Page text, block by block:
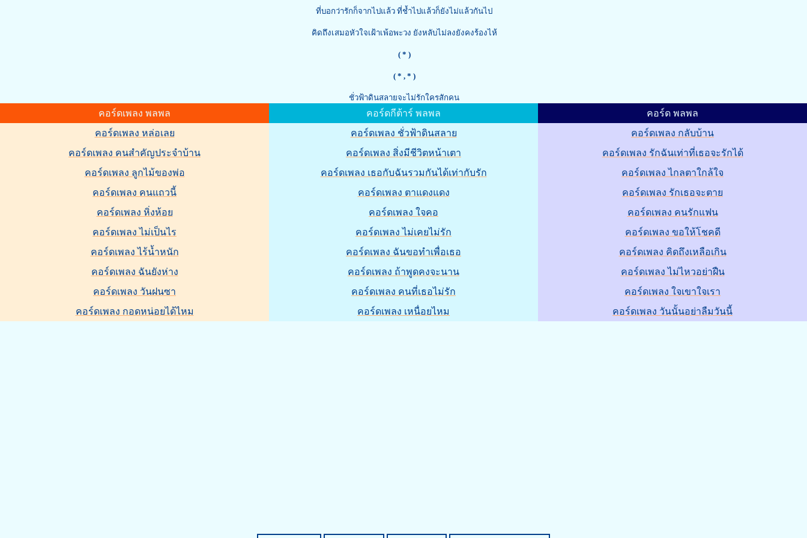
ที่บอกว่ารักก็จากไปแล้ว ที่ช้ำไปแล้วก็ยังไม่แล้วกันไป
คิดถึงเสมอหัวใจเฝ้าเพ้อพะวง ยังหลับไม่ลงยังคงร้องไห้
( * )
( * , * )
ชั่วฟ้าดินสลายจะไม่รักใครสักคน
คอร์ดเพลง พลพล
คอร์ดเพลง หล่อเลย
คอร์ดเพลง คนสำคัญประจำบ้าน
คอร์ดเพลง ลูกไม้ของพ่อ
คอร์ดเพลง คนแถวนี้
คอร์ดเพลง หิ่งห้อย
คอร์ดเพลง ไม่เป็นไร
คอร์ดเพลง ไร้น้ำหนัก
คอร์ดเพลง ฉันยังห่าง
คอร์ดเพลง วันฝนซา
คอร์ดเพลง กอดหน่อยได้ไหม
คอร์ดกีต้าร์ พลพล
คอร์ดเพลง ชั่วฟ้าดินสลาย
คอร์ดเพลง สิ่งมีชีวิตหน้าเตา
คอร์ดเพลง เธอกับฉันรวมกันได้เท่ากับรัก
คอร์ดเพลง ตาแดงแดง
คอร์ดเพลง ใจคอ
คอร์ดเพลง ไม่เคยไม่รัก
คอร์ดเพลง ฉันขอทำเพื่อเธอ
คอร์ดเพลง ถ้าพูดคงจะนาน
คอร์ดเพลง คนที่เธอไม่รัก
คอร์ดเพลง เหนื่อยไหม
คอร์ด พลพล
คอร์ดเพลง กลับบ้าน
คอร์ดเพลง รักฉันเท่าที่เธอจะรักได้
คอร์ดเพลง ไกลตาใกล้ใจ
คอร์ดเพลง รักเธอจะตาย
คอร์ดเพลง คนรักแฟน
คอร์ดเพลง ขอให้โชคดี
คอร์ดเพลง คิดถึงเหลือเกิน
คอร์ดเพลง ไม่ไหวอย่าฝืน
คอร์ดเพลง ใจเขาใจเรา
คอร์ดเพลง วันนั้นอย่าลืมวันนี้